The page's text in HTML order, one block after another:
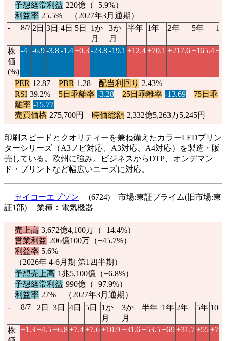
予想経常利益 220億（+5.9%）
利益率 25.5% （2027年3月通期）
-
8/7 2日 3日 4日 5日
1か
月
3か
月
半年 1年 2年 5年
株
価
(%)
-4 -6.9-3.8-1.4+0.3-23.8-19.1 +12.4+70.1 +217.6+165.4
PER 12.87 PBR 1.28 配当利回り 2.43%
RSI 39.2% 5日乖離率 -3.28 25日乖離率 -13.69
75日乖
離率 -15.77
売買価格 275,700円 時価総額 2,332億5,263万5,245円
印刷スピードとクオリティーを兼ね備えたカラーLEDプリン
ターシリーズ（A3ノビ対応、A3対応、A4対応）を製造・販
売している。欧州に強み。ビジネスからDTP、オンデマン
ド・プリントなど幅広いニーズに対応。
セイコーエプソン
(6724) 市場:東証プライム(旧市場:東
証1部) 業種：電気機器
売上高 3,672億4,100万（+14.4%）
営業利益 206億100万（+45.7%）
利益率 5.6%
（2026年 4-6月期 第1四半期）
予想売上高 1兆5,100億（+6.8%）
予想経常利益 990億（+97.9%）
利益率 27% （2027年3月通期）
-
8/7 2日 3日 4日 5日
1か
月
3か
月
半年 1年 2年 5年 10年
株 +1.3+4.5+6.8+7.4+7.6+10.9+31.6+53.5+69+31.7+55